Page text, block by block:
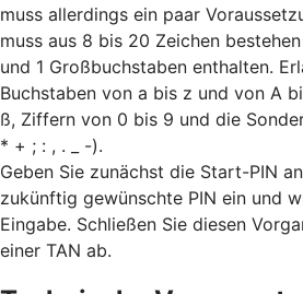
muss allerdings ein paar
muss aus 8 bis 20 Zeichen
und 1 Großbuchstaben enthalten.
Buchstaben von a bis z und von A
ß, Ziffern von 0 bis 9 und die
* + ; : , . _ -).
Geben Sie zunächst die Start-PIN
zukünftig gewünschte PIN ein und
Eingabe. Schließen Sie diesen
einer TAN ab.